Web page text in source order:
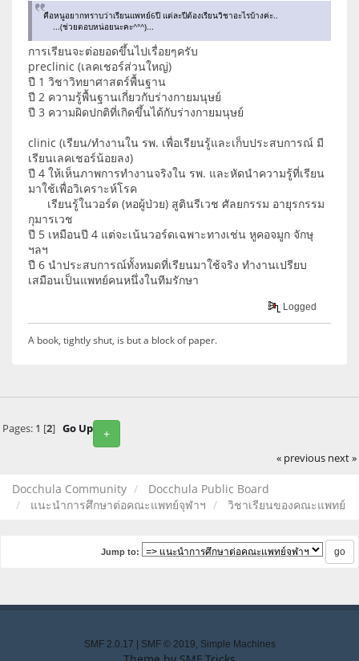
คือหนูอยากทราบว่าเรียนแพทย์6ปี แต่ละปีต้องเรียนวิชาอะไรบ้างค่ะ..
...(ช่วยตอบหน่อยนะคะ^°^)...
การเรียนจะต่อยอดขึ้นไปเรื่อยๆครับ
preclinic (เลคเชอร์ส่วนใหญ่)
ปี 1 วิชาวิทยาศาสตร์พื้นฐาน
ปี 2 ความรู้พื้นฐานเกี่ยวกับร่างกายมนุษย์
ปี 3 ความผิดปกติที่เกิดขึ้นได้กับร่างกายมนุษย์
clinic (เรียน/ทำงานใน รพ. เพื่อเรียนรู้และเก็บประสบการณ์ มี
เรียนเลคเชอร์น้อยลง)
ปี 4 ให้เห็นภาพการทำงานจริงใน รพ. และหัดนำความรู้ที่เรียน
มาใช้เพื่อวิเคราะห์โรค
เรียนรู้ในวอร์ด (หอผู้ป่วย) สูตินรีเวช ศัลยกรรม อายุรกรรม
กุมารเวช
ปี 5 เหมือนปี 4 แต่จะเน้นวอร์ดเฉพาะทางเช่น หูคอจมูก จักษุ
ฯลฯ
ปี 6 นำประสบการณ์ทั้งหมดที่เรียนมาใช้จริง ทำงานเปรียบ
เสมือนเป็นแพทย์คนหนึ่งในทีมรักษา
Logged
A book, tightly shut, is but a block of paper.
+
Pages: 1 [2] Go Up
« previous next »
Docchula Community
Docchula Public Board
แนะนำการศึกษาต่อคณะแพทย์จุฬาฯ
วิชาเรียนของคณะแพทย์
Jump to:
SMF 2.0.17 SMF © 2019, Simple Machines